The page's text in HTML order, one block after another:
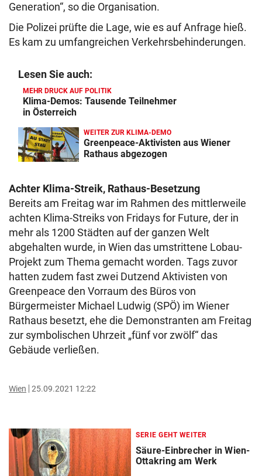
Generation“, so die Organisation.
Die Polizei prüfte die Lage, wie es auf Anfrage hieß.
Es kam zu umfangreichen Verkehrsbehinderungen.
Lesen Sie auch:
MEHR DRUCK AUF POLITIK
Klima-Demos: Tausende Teilnehmer
in Österreich
WEITER ZUR KLIMA-DEMO
Greenpeace-Aktivisten aus Wiener
Rathaus abgezogen
Achter Klima-Streik, Rathaus-Besetzung
Bereits am Freitag war im Rahmen des mittlerweile
achten Klima-Streiks von Fridays for Future, der in
mehr als 1200 Städten auf der ganzen Welt
abgehalten wurde, in Wien das umstrittene Lobau-
Projekt zum Thema gemacht worden. Tags zuvor
hatten zudem fast zwei Dutzend Aktivisten von
Greenpeace den Vorraum des Büros von
Bürgermeister Michael Ludwig (SPÖ) im Wiener
Rathaus besetzt, ehe die Demonstranten am Freitag
zur symbolischen Uhrzeit „fünf vor zwölf“ das
Gebäude verließen.
Wien 25.09.2021 12:22
SERIE GEHT WEITER
Säure-Einbrecher in Wien-
Ottakring am Werk